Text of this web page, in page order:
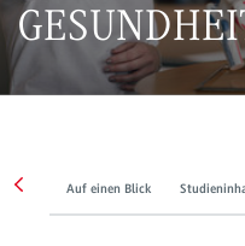
Auf einen Blick